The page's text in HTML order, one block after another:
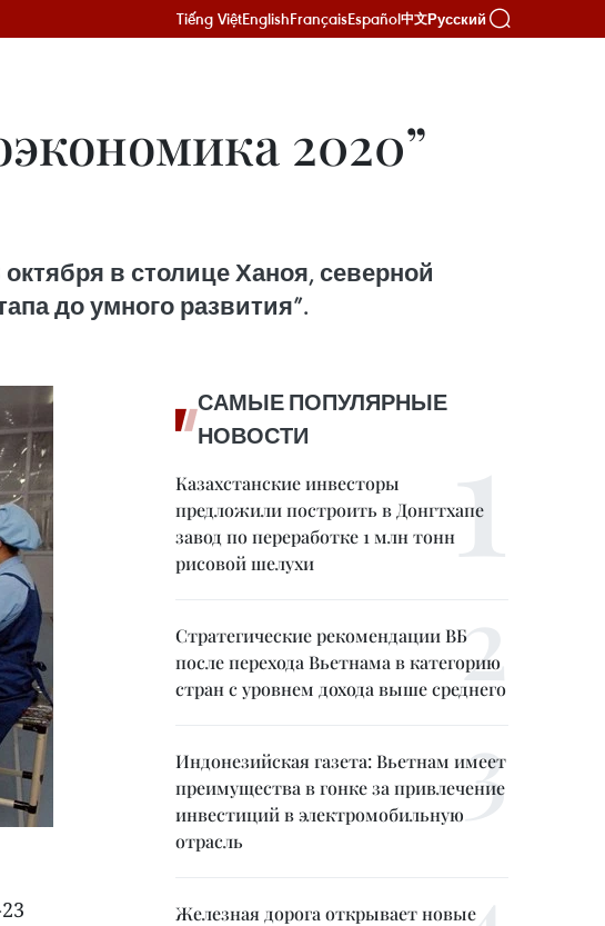
Tiếng ViệtEnglishFrançaisEspañol中文Русский
2020”
в столице Ханоя, северной
до умного развития”.
САМЫЕ ПОПУЛЯРНЫЕ
НОВОСТИ
Казахстанские инвесторы
предложили построить в Донгтхапе
завод по переработке 1 млн тонн
рисовой шелухи
Стратегические рекомендации ВБ
после перехода Вьетнама в категорию
стран с уровнем дохода выше среднего
Индонезийская газета: Вьетнам имеет
преимущества в гонке за привлечение
инвестиций в электромобильную
отрасль
Железная дорога открывает новые